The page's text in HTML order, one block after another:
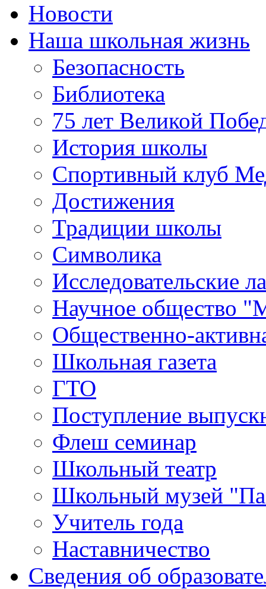
Новости
Наша школьная жизнь
Безопасность
Библиотека
75 лет Великой
История школы
Спортивный клуб
Достижения
Традиции школы
Символика
Исследовательские
Научное общество
Общественно-
Школьная газета
ГТО
Поступление
Флеш семинар
Школьный театр
Школьный музей
Учитель года
Наставничество
Сведения об